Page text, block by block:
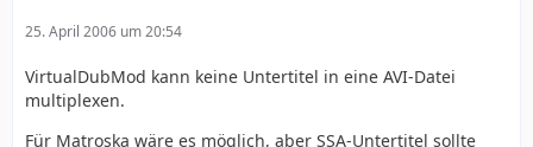
25. April 2006 um 20:54
VirtualDubMod kann keine Untertitel in eine AVI-Datei
multiplexen.
Für Matroska wäre es möglich, aber SSA-Untertitel sollte